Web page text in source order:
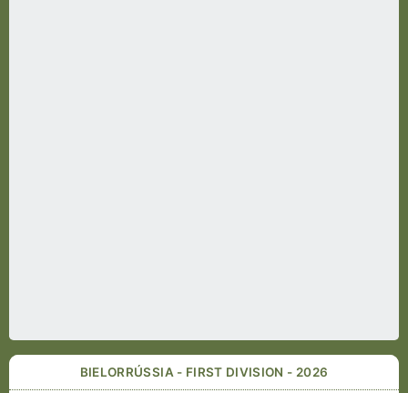
BIELORRÚSSIA - FIRST DIVISION - 2026